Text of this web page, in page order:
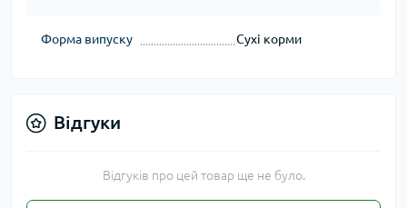
Форма випуску Сухі корми
Відгуки
Відгуків про цей товар ще не було.